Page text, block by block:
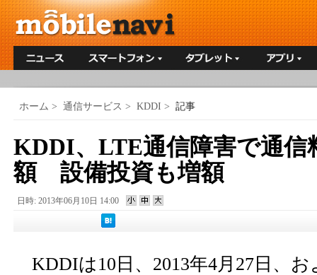
ホーム > 通信サービス > KDDI > 記事
KDDI、LTE通信障害で通信
額 設備投資も増額
日時: 2013年06月10日 14:00
KDDIは10日、2013年4月27日、お